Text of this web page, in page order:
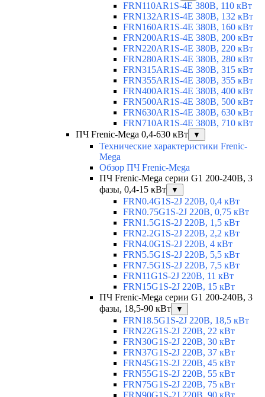
FRN110AR1S-4E 380В, 110 кВт
FRN132AR1S-4E 380В, 132 кВт
FRN160AR1S-4E 380В, 160 кВт
FRN200AR1S-4E 380В, 200 кВт
FRN220AR1S-4E 380В, 220 кВт
FRN280AR1S-4E 380В, 280 кВт
FRN315AR1S-4E 380В, 315 кВт
FRN355AR1S-4E 380В, 355 кВт
FRN400AR1S-4E 380В, 400 кВт
FRN500AR1S-4E 380В, 500 кВт
FRN630AR1S-4E 380В, 630 кВт
FRN710AR1S-4E 380В, 710 кВт
ПЧ Frenic-Mega 0,4-630 кВт
▼
Технические характеристики Frenic-
Mega
Обзор ПЧ Frenic-Mega
ПЧ Frenic-Mega серии G1 200-240В, 3
фазы, 0,4-15 кВт
▼
FRN0.4G1S-2J 220В, 0,4 кВт
FRN0.75G1S-2J 220В, 0,75 кВт
FRN1.5G1S-2J 220В, 1,5 кВт
FRN2.2G1S-2J 220В, 2,2 кВт
FRN4.0G1S-2J 220В, 4 кВт
FRN5.5G1S-2J 220В, 5,5 кВт
FRN7.5G1S-2J 220В, 7,5 кВт
FRN11G1S-2J 220В, 11 кВт
FRN15G1S-2J 220В, 15 кВт
ПЧ Frenic-Mega серии G1 200-240В, 3
фазы, 18,5-90 кВт
▼
FRN18.5G1S-2J 220В, 18,5 кВт
FRN22G1S-2J 220В, 22 кВт
FRN30G1S-2J 220В, 30 кВт
FRN37G1S-2J 220В, 37 кВт
FRN45G1S-2J 220В, 45 кВт
FRN55G1S-2J 220В, 55 кВт
FRN75G1S-2J 220В, 75 кВт